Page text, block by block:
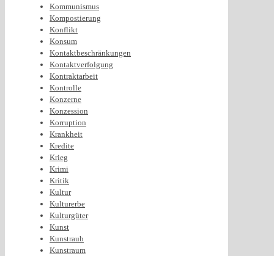
Kommunismus
Kompostierung
Konflikt
Konsum
Kontaktbeschränkungen
Kontaktverfolgung
Kontraktarbeit
Kontrolle
Konzerne
Konzession
Korruption
Krankheit
Kredite
Krieg
Krimi
Kritik
Kultur
Kulturerbe
Kulturgüter
Kunst
Kunstraub
Kunstraum